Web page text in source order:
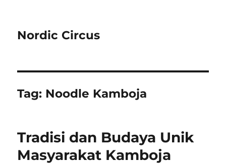
Nordic Circus
Tag: Noodle Kamboja
Tradisi dan Budaya Unik
Masyarakat Kamboja